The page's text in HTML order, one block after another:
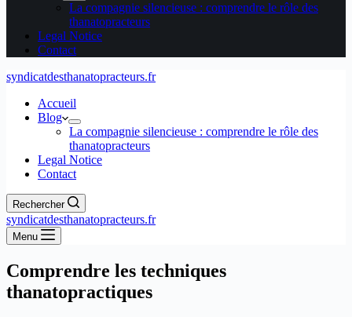
La compagnie silencieuse : comprendre le rôle des
thanatopracteurs
Legal Notice
Contact
syndicatdesthanatopracteurs.fr
Accueil
Blog
La compagnie silencieuse : comprendre le rôle des
thanatopracteurs
Legal Notice
Contact
Rechercher
syndicatdesthanatopracteurs.fr
Menu
Comprendre les techniques
thanatopractiques